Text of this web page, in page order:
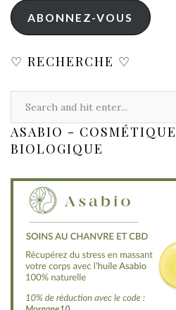
ABONNEZ-VOUS
♡ RECHERCHE ♡
ASABIO -
BIOLOGIQUE